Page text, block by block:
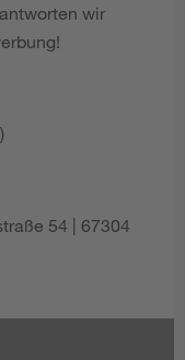
wir
54 | 67304